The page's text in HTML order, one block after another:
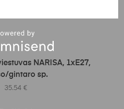
Į KREPŠELĮNARISA, 1xE27,
gintaro sp.
35.54 €